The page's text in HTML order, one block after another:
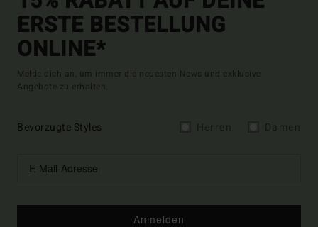
ERSTE BESTELLUNG
ONLINE*
Melde dich an, um immer die neuesten News und exklusive
Angebote zu erhalten.
Bevorzugte Styles
Anmelden